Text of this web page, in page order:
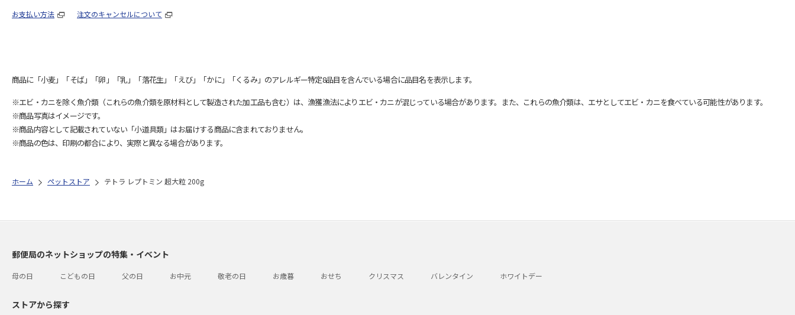
お支払い方法 注文のキャンセルについて
商品に「小麦」「そば」「卵」「乳」「落花生」「えび」「かに」「くるみ」のアレルギー特定8品目を含んでいる場合に品目名を表示します。
※エビ・カニを除く魚介類（これらの魚介類を原材料として製造された加工品も含む）は、漁獲漁法によりエビ・カニが混じっている場合があります。また、これらの魚介類は、エサとしてエビ・カニを食べている可能性があります。
※商品写真はイメージです。
※商品内容として記載されていない「小道具類」はお届けする商品に含まれておりません。
※商品の色は、印刷の都合により、実際と異なる場合があります。
ホーム ペットストア テトラ レプトミン 超大粒 200g
郵便局のネットショップの特集・イベント
母の日 こどもの日 父の日 お中元 敬老の日 お歳暮 おせち クリスマス バレンタイン ホワイトデー
ストアから探す